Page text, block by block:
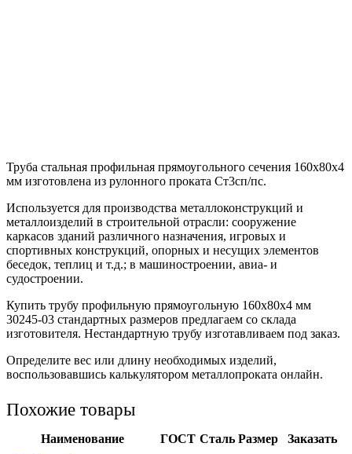
Труба стальная профильная прямоугольного сечения 160х80х4
мм изготовлена из рулонного проката Ст3сп/пс.
Используется для производства металлоконструкций и
металлоизделий в строительной отрасли: сооружение
каркасов зданий различного назначения, игровых и
спортивных конструкций, опорных и несущих элементов
беседок, теплиц и т.д.; в машиностроении, авиа- и
судостроении.
Купить трубу профильную прямоугольную 160х80х4 мм
30245-03 стандартных размеров предлагаем со склада
изготовителя. Нестандартную трубу изготавливаем под заказ.
Определите вес или длину необходимых изделий,
воспользовавшись калькулятором металлопроката онлайн.
Похожие товары
Наименование ГОСТ Сталь Размер
Заказать